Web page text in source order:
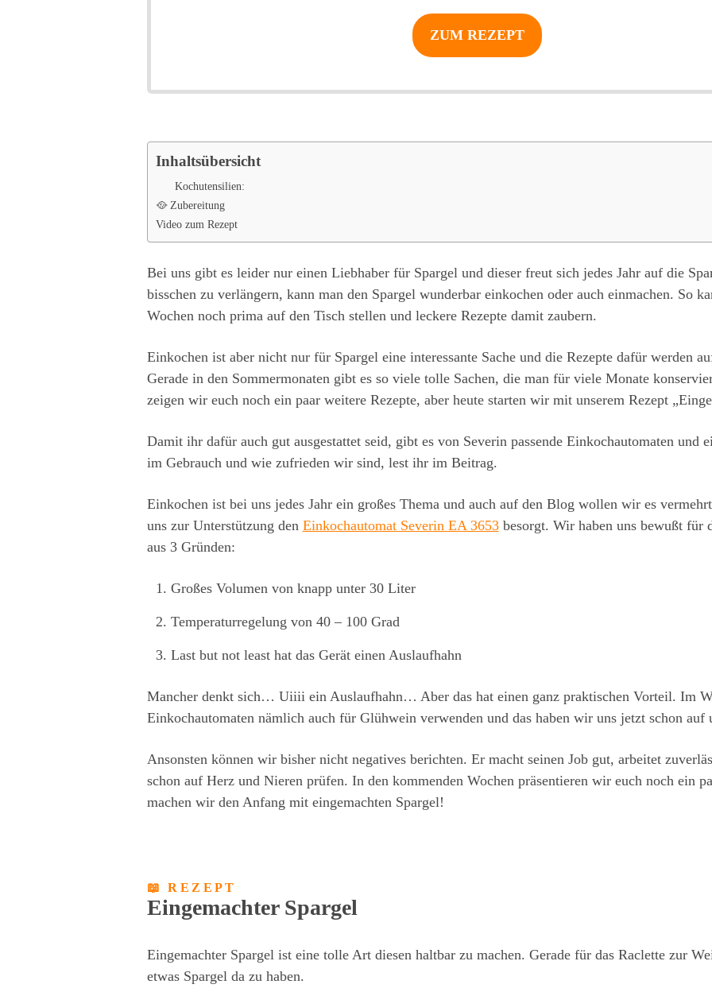
ZUM REZEPT
Inhaltsübersicht
Kochutensilien:
🥘 Zubereitung
Video zum Rezept
Bei uns gibt es leider nur einen Liebhaber für Spargel und dieser freut sich jedes Jahr auf die
bisschen zu verlängern, kann man den Spargel wunderbar einkochen oder auch einmachen. So
Wochen noch prima auf den Tisch stellen und leckere Rezepte damit zaubern.
Einkochen ist aber nicht nur für Spargel eine interessante Sache und die Rezepte dafür werden
Gerade in den Sommermonaten gibt es so viele tolle Sachen, die man für viele Monate
zeigen wir euch noch ein paar weitere Rezepte, aber heute starten wir mit unserem Rezept
Damit ihr dafür auch gut ausgestattet seid, gibt es von Severin passende Einkochautomaten und
im Gebrauch und wie zufrieden wir sind, lest ihr im Beitrag.
Einkochen ist bei uns jedes Jahr ein großes Thema und auch auf den Blog wollen wir es
uns zur Unterstützung den Einkochautomat Severin EA 3653besorgt. Wir haben uns bewußt für
aus 3 Gründen:
Großes Volumen von knapp unter 30 Liter
Temperaturregelung von 40 – 100 Grad
Last but not least hat das Gerät einen Auslaufhahn
Mancher denkt sich… Uiiii ein Auslaufhahn… Aber das hat einen ganz praktischen Vorteil. Im
Einkochautomaten nämlich auch für Glühwein verwenden und das haben wir uns jetzt schon auf
Ansonsten können wir bisher nicht negatives berichten. Er macht seinen Job gut, arbeitet
schon auf Herz und Nieren prüfen. In den kommenden Wochen präsentieren wir euch noch ein
machen wir den Anfang mit eingemachten Spargel!
📖 REZEPT
Eingemachter Spargel
Eingemachter Spargel ist eine tolle Art diesen haltbar zu machen. Gerade für das Raclette zur
etwas Spargel da zu haben.